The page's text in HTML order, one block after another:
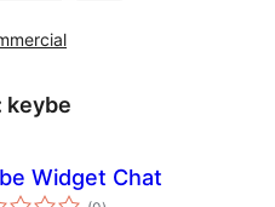
keybe
Widget Chat
total